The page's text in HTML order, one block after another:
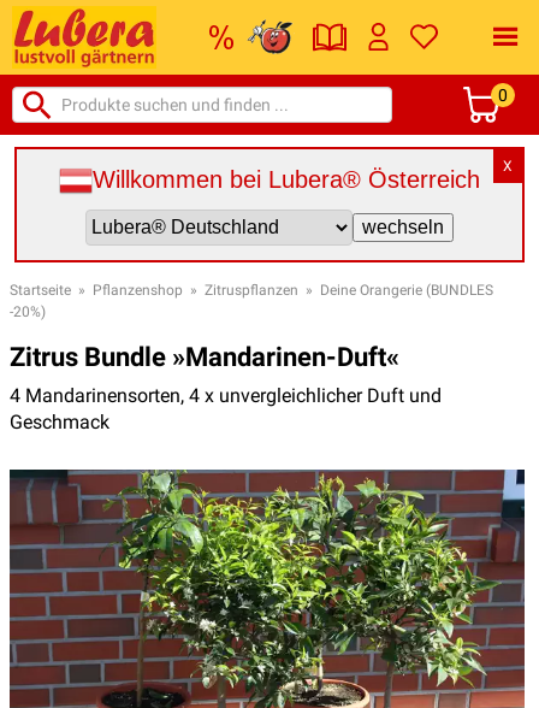
0
X
Willkommen bei Lubera® Österreich
Startseite » Pflanzenshop » Zitruspflanzen » Deine Orangerie (BUNDLES
-20%)
Zitrus Bundle »Mandarinen-Duft«
4 Mandarinensorten, 4 x unvergleichlicher Duft und
Geschmack